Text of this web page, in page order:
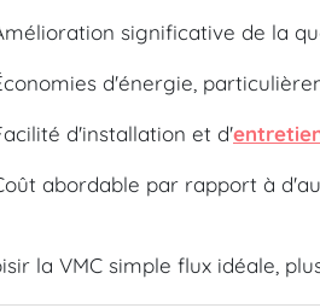
significative de la
d'énergie,
d'installation et d'
abordable par rapport à
la VMC simple flux idéale,